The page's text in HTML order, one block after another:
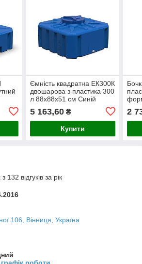
Ємність квадратна ЕК300К
двошарова з пластика 300
л 88х88х51 см Синій
5 163,60₴
Купити
2
132 відгуків за рік
106, Вінниця, Україна